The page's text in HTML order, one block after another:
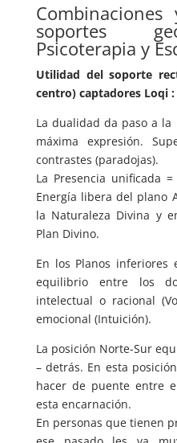
soportes
Psicoterapia y
Utilidad del soporte
centro) captadores Loqi :
La dualidad da paso a
máxima expresión.
contrastes (paradojas).
La Presencia unificada
Energía libera del plano
la Naturaleza Divina y
Plan Divino.
En los Planos inferiores
equilibrio entre los
intelectual o racional
emocional (Intuición).
La posición Norte-Sur
– detrás. En esta
hacer de puente entre
esta encarnación.
En personas que tienen